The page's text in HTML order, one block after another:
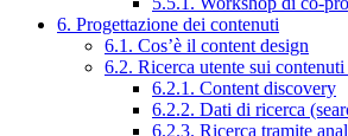
6. Progettazione dei contenuti
6.1. Cos’è il content design
6.2. Ricerca utente sui
6.2.1. Content discovery
6.2.2. Dati di ricerca
6.2.3. Ricerca tramite